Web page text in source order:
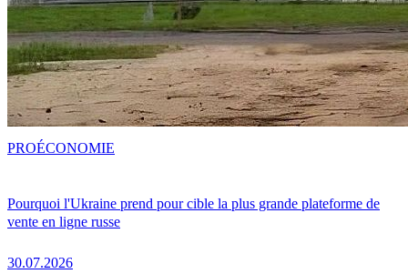
Pourquoi l'Ukraine prend pour cible la plus grande plateforme de
vente en ligne russe
30.07.2026
PROÉCONOMIE